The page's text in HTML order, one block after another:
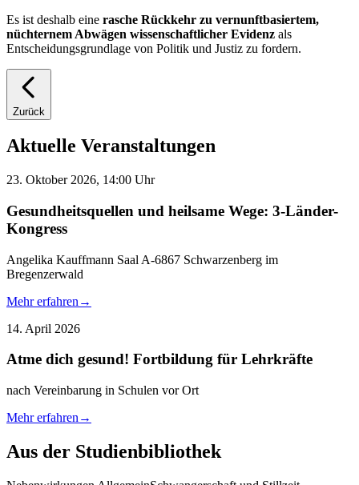
Es ist deshalb eine rasche Rückkehr zu vernunftbasiertem,
nüchternem Abwägen wissenschaftlicher Evidenz als
Entscheidungsgrundlage von Politik und Justiz zu fordern.
Zurück
Aktuelle Veranstaltungen
23. Oktober 2026, 14:00 Uhr
Gesundheitsquellen und heilsame Wege: 3-Länder-
Kongress
Angelika Kauffmann Saal A-6867 Schwarzenberg im
Bregenzerwald
Mehr erfahren →
14. April 2026
Atme dich gesund! Fortbildung für Lehrkräfte
nach Vereinbarung in Schulen vor Ort
Mehr erfahren →
Aus der Studienbibliothek